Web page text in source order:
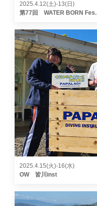
2025.4.12(土)-13(日)
第77回 WATER BORN Fes.
2025.4.15(火)-16(水)
OW 皆川inst